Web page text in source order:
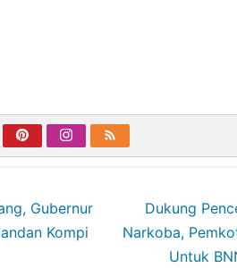
Gubernur
Kompi
Dukung
Narkoba,
Untuk